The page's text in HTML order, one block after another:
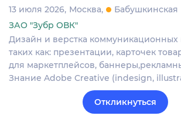
13 июля 2026 Москва
Бабушкинская
ЗАО "Зубр ОВК"
Дизайн и верстка коммуникационных
таких как: презентации, карточек
для маркетплейсов,
Знание Adobe Creative (indesign,
Откликнуться